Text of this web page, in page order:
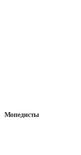
Мопедисты